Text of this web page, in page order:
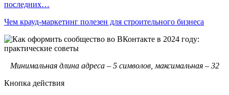
последних…
Чем крауд-маркетинг полезен для строительного бизнеса
Минимальная длина адреса – 5 символов, максимальная – 32
Кнопка действия